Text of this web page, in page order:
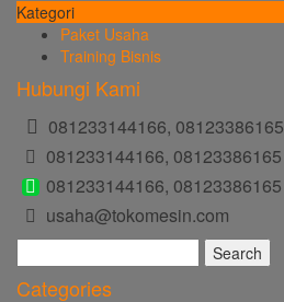
Kategori
Paket Usaha
Training Bisnis
Hubungi Kami
081233144166, 08123386165
081233144166, 08123386165
081233144166, 08123386165
usaha@tokomesin.com
for:
Categories